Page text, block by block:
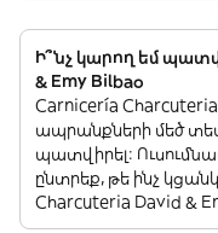
Ի՞նչ կարող եմ
& Emy Bilbao
Carnicería
ապրանքների մեծ
պատվիրել:
ընտրեք, թե ինչ
Charcuteria David &